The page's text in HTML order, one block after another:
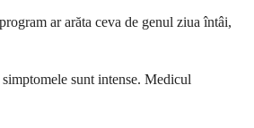
ar arăta ceva de genul ziua întâi,
sunt intense. Medicul